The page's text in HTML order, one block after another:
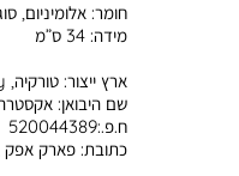
חומר:אלומיניום,
מידה:34 ס”מ
ארץ ייצור:טורקיה, Turkey
שם היבואן:אקסטרה
ח.פ.:520044389
כתובת:פארק אפק , רח